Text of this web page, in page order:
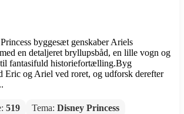
byggesæt genskaber Ariels
en detaljeret bryllupsbåd, en lille vogn og
fantasifuld historiefortælling.Byg
Eric og Ariel ved roret, og udforsk derefter
519 Tema: Disney Princess